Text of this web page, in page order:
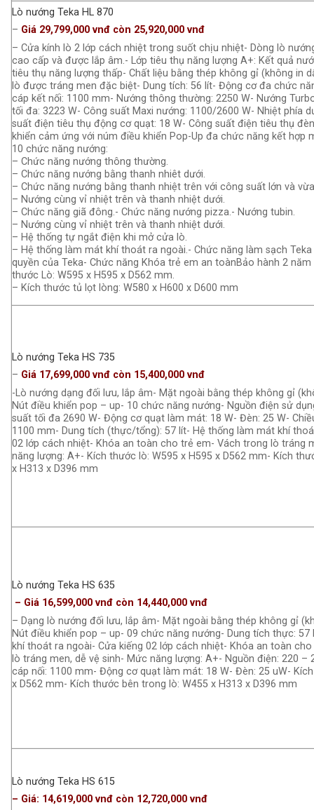
Lò nướng Teka HL 870
– Giá 29,799,000 vnđ còn 25,920,000 vnđ
– Cửa kính lò 2 lớp cách nhiệt trong suốt chịu nhiệt- Dòng lò
cao cấp và được lắp âm.- Lớp tiêu thụ năng lượng A+: Kết quả
tiêu thụ năng lượng thấp- Chất liệu bằng thép không gỉ (không in
lò được tráng men đặc biệt- Dung tích: 56 lít- Động cơ đa chức
cáp kết nối: 1100 mm- Nướng thông thường: 2250 W- Nướng
tối đa: 3223 W- Công suất Maxi nướng: 1100/2600 W- Nhiệt phía
suất điện tiêu thụ động cơ quạt: 18 W- Công suất điện tiêu thụ
khiển cảm ứng với núm điều khiển Pop-Up đa chức năng kết hợp
10 chức năng nướng:
– Chức năng nướng thông thường.
– Chức năng nướng bằng thanh nhiêt dưới.
– Chức năng nướng bằng thanh nhiệt trên với công suất lớn và
– Nướng cùng vỉ nhiệt trên và thanh nhiệt dưới.
– Chức năng giã đông.- Chức năng nướng pizza.- Nướng tubin.
– Nướng cùng vỉ nhiệt trên và thanh nhiệt dưới.
– Hệ thống tự ngắt điện khi mở cửa lò.
– Hệ thống làm mát khí thoát ra ngoài.- Chức năng làm sạch
quyền của Teka- Chức năng Khóa trẻ em an toànBảo hành 2
thước Lò: W595 x H595 x D562 mm.
– Kích thước tủ lọt lòng: W580 x H600 x D600 mm
Lò nướng Teka HS 735
– Giá 17,699,000 vnđ còn 15,400,000 vnđ
-Lò nướng dạng đối lưu, lắp âm- Mặt ngoài bằng thép không gỉ
Nút điều khiển pop – up- 10 chức năng nướng- Nguồn điện sử
suất tối đa 2690 W- Động cơ quạt làm mát: 18 W- Đèn: 25 W-
1100 mm- Dung tích (thực/tổng): 57 lít- Hệ thống làm mát khí
02 lớp cách nhiệt- Khóa an toàn cho trẻ em- Vách trong lò tráng
năng lượng: A+- Kích thước lò: W595 x H595 x D562 mm- Kích
x H313 x D396 mm
Lò nướng Teka HS 635
– Giá 16,599,000 vnđ còn 14,440,000 vnđ
– Dạng lò nướng đối lưu, lắp âm- Mặt ngoài bằng thép không gỉ
Nút điều khiển pop – up- 09 chức năng nướng- Dung tích thực:
khí thoát ra ngoài- Cửa kiếng 02 lớp cách nhiệt- Khóa an toàn
lò tráng men, dễ vệ sinh- Mức năng lượng: A+- Nguồn điện: 220 –
cáp nối: 1100 mm- Động cơ quạt làm mát: 18 W- Đèn: 25 uW-
x D562 mm- Kích thước bên trong lò: W455 x H313 x D396 mm
Lò nướng Teka HS 615
– Giá: 14,619,000 vnđ còn 12,720,000 vnđ